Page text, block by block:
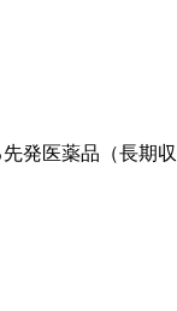
発医薬品（長期収